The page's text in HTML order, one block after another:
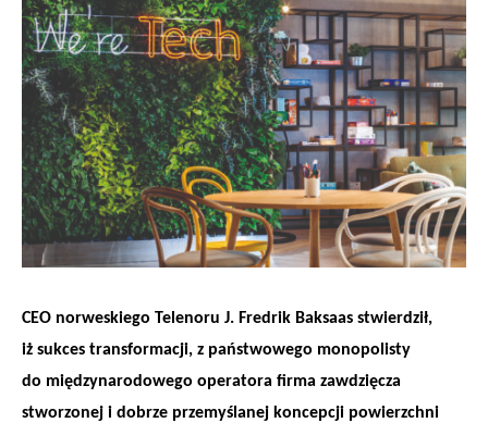
CEO norweskiego Telenoru J. Fredrik Baksaas stwierdził,
iż sukces transformacji, z państwowego monopolisty
do międzynarodowego operatora firma zawdzięcza
stworzonej i dobrze przemyślanej koncepcji powierzchni